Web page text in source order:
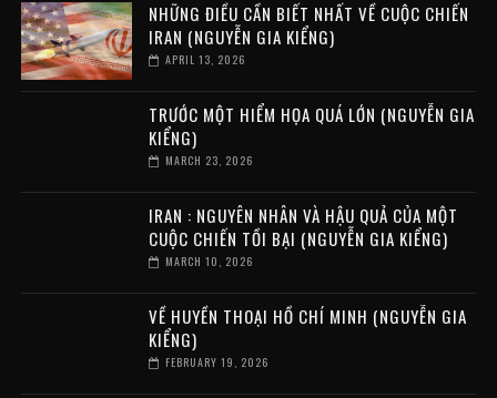
NHỮNG ĐIỀU CẦN BIẾT NHẤT VỀ CUỘC CHIẾN
IRAN (NGUYỄN GIA KIỂNG)
APRIL 13, 2026
TRƯỚC MỘT HIỂM HỌA QUÁ LỚN (NGUYỄN GIA
KIỂNG)
MARCH 23, 2026
IRAN : NGUYÊN NHÂN VÀ HẬU QUẢ CỦA MỘT
CUỘC CHIẾN TỒI BẠI (NGUYỄN GIA KIỂNG)
MARCH 10, 2026
VỀ HUYỀN THOẠI HỒ CHÍ MINH (NGUYỄN GIA
KIỂNG)
FEBRUARY 19, 2026